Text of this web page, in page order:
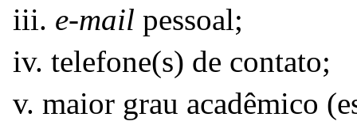
iii. e-mail pessoal;
iv. telefone(s) de contato;
v. maior grau acadêmico